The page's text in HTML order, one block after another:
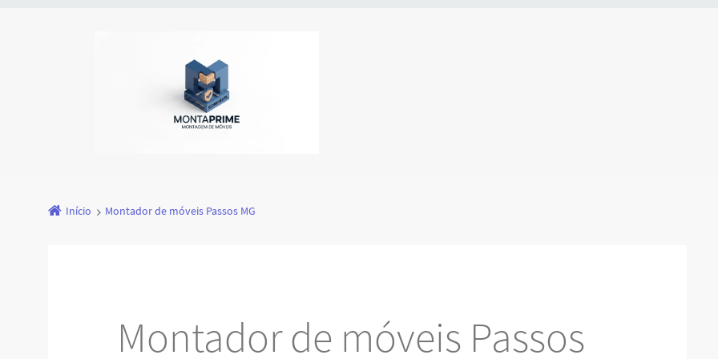
Início Montador de móveis Passos MG
Montador de móveis Passos